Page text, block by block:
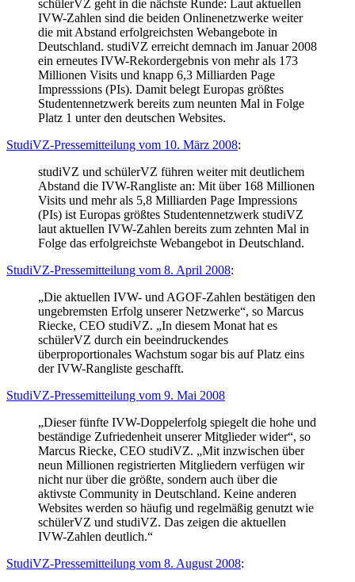
schülerVZ geht in die nächste Runde: Laut aktuellen
IVW-Zahlen sind die beiden Onlinenetzwerke weiter
die mit Abstand erfolgreichsten Webangebote in
Deutschland. studiVZ erreicht demnach im Januar 2008
ein erneutes IVW-Rekordergebnis von mehr als 173
Millionen Visits und knapp 6,3 Milliarden Page
Impresssions (PIs). Damit belegt Europas größtes
Studentennetzwerk bereits zum neunten Mal in Folge
Platz 1 unter den deutschen Websites.
StudiVZ-Pressemitteilung vom 10. März 2008:
studiVZ und schülerVZ führen weiter mit deutlichem
Abstand die IVW-Rangliste an: Mit über 168 Millionen
Visits und mehr als 5,8 Milliarden Page Impressions
(PIs) ist Europas größtes Studentennetzwerk studiVZ
laut aktuellen IVW-Zahlen bereits zum zehnten Mal in
Folge das erfolgreichste Webangebot in Deutschland.
StudiVZ-Pressemitteilung vom 8. April 2008:
„Die aktuellen IVW- und AGOF-Zahlen bestätigen den
ungebremsten Erfolg unserer Netzwerke“, so Marcus
Riecke, CEO studiVZ. „In diesem Monat hat es
schülerVZ durch ein beeindruckendes
überproportionales Wachstum sogar bis auf Platz eins
der IVW-Rangliste geschafft.
StudiVZ-Pressemitteilung vom 9. Mai 2008
„Dieser fünfte IVW-Doppelerfolg spiegelt die hohe und
beständige Zufriedenheit unserer Mitglieder wider“, so
Marcus Riecke, CEO studiVZ. „Mit inzwischen über
neun Millionen registrierten Mitgliedern verfügen wir
nicht nur über die größte, sondern auch über die
aktivste Community in Deutschland. Keine anderen
Websites werden so häufig und regelmäßig genutzt wie
schülerVZ und studiVZ. Das zeigen die aktuellen
IVW-Zahlen deutlich.“
StudiVZ-Pressemitteilung vom 8. August 2008: